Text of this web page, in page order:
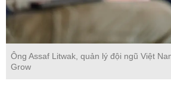
Ông Assaf Litwak, quản lý đội ngũ Việt
Grow